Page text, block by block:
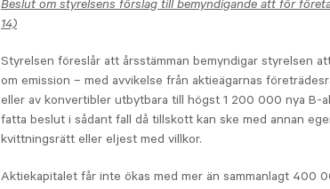
Beslut om styrelsens förslag till bemyndigande att för
14)
Styrelsen föreslår att årsstämman bemyndigar styrelsen
om emission – med avvikelse från aktieägarnas
eller av konvertibler utbytbara till högst 1 200 000 nya B-
fatta beslut i sådant fall då tillskott kan ske med annan
kvittningsrätt eller eljest med villkor.
Aktiekapitalet får inte ökas med mer än sammanlagt 400